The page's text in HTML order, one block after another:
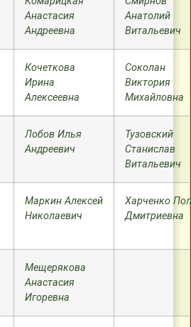
Анастасия
Андреевна
Анатолий
Витальевич
Кочеткова
Ирина
Алексеевна
Соколан
Виктория
Михайловна
Лобов Илья
Андреевич
Тузовский
Станислав
Витальевич
Маркин Алексей
Николаевич
Харченко
Дмитриевна
Мещерякова
Анастасия
Игоревна